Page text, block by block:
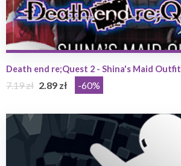
Death end re;Quest 2 - Shina's Maid Outfit
7.19 zł 2.89 zł -60%